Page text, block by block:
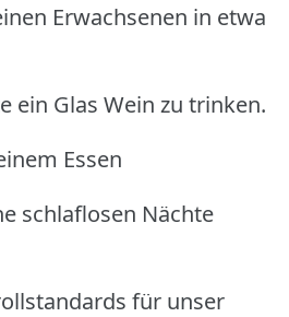
Erwachsenen in etwa
ein Glas Wein zu trinken.
Essen
schlaflosen Nächte
für unser